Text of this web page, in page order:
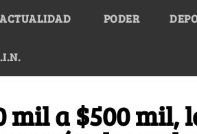
ACTUALIDAD PODER
mil a $500 mil,